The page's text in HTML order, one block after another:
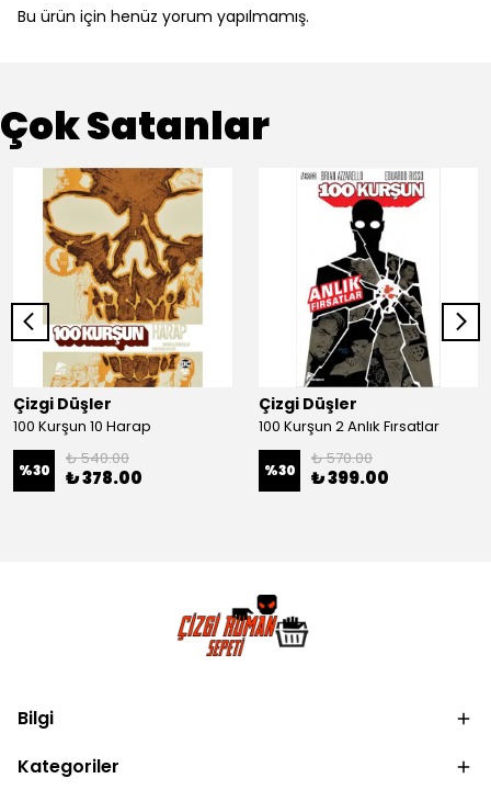
Bu ürün için henüz yorum yapılmamış.
Çok Satanlar
Çizgi Düşler
100 Kurşun 10 Harap
%30
₺ 540.00
₺ 378.00
Çizgi Düşler
100 Kurşun 2 Anlık Fırsatlar
%30
₺ 570.00
₺ 399.00
Bilgi
Kategoriler